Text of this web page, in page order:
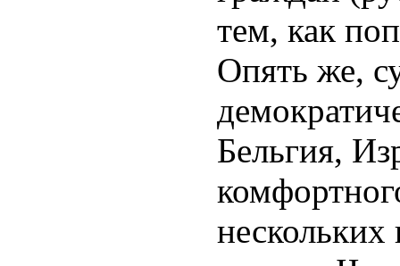
тем, как
Опять же,
Бельгия,
нескольких